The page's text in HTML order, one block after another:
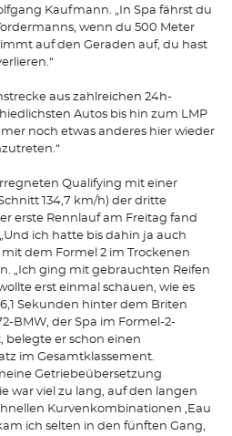
Kaufmann. „In Spa fährst du
wenn du 500 Meter
auf den Geraden auf, du hast
aus zahlreichen 24h-
Autos bis hin zum LMP
noch etwas anderes hier wieder
Qualifying mit einer
134,7 km/h) der dritte
erste Rennlauf am Freitag fand
ich hatte bis dahin ja auch
dem Formel 2 im Trockenen
„Ich ging mit gebrauchten Reifen
erst einmal schauen, wie es
Sekunden hinter dem Briten
BMW, der Spa im Formel-2-
belegte er schon einen
im Gesamtklassement.
Getriebeübersetzung
war viel zu lang, auf den langen
Kurvenkombinationen ,Eau
ich selten in den fünften Gang,